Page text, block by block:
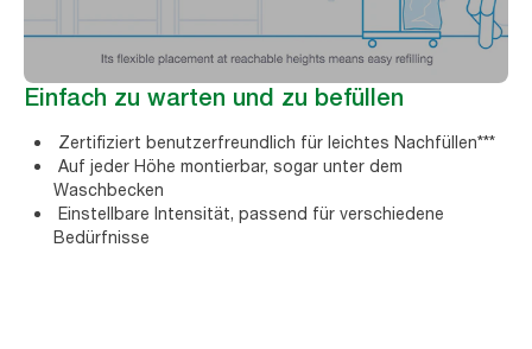
Einfach zu warten und zu befüllen
Zertifiziert benutzerfreundlich für leichtes Nachfüllen***
Auf jeder Höhe montierbar, sogar unter dem
Waschbecken
Einstellbare Intensität, passend für verschiedene
Bedürfnisse